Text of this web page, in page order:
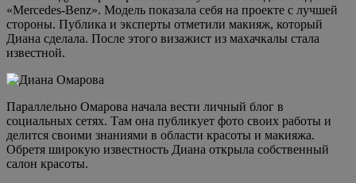
«Mercedes-Benz». Модель показала себя на проекте с лучшей
стороны. Публика и эксперты отметили макияж, который
Диана сделала. После этого визажист из махачкалы стала
известной.
Параллельно Омарова начала вести личный блог в
социальных сетях. Там она публикует фото своих работы и
делится своими знаниями в области красоты и макияжа.
Обретя широкую известность Диана открыла собственный
салон красоты.